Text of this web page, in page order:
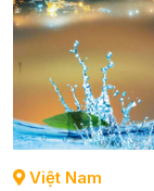
Việt Nam